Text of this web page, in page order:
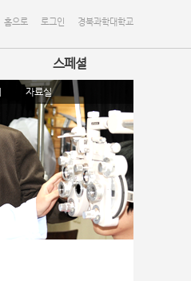
홈으로 로그인 경북과학대학교
자료실
스페셜